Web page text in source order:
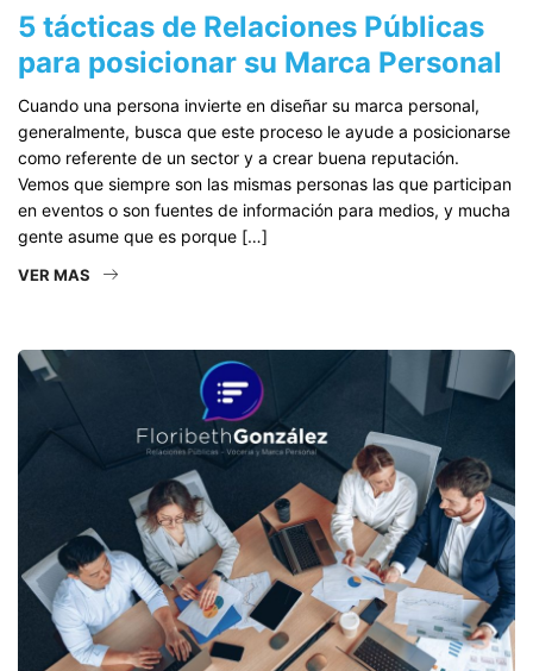
5 tácticas de Relaciones Públicas
para posicionar su Marca Personal
Cuando una persona invierte en diseñar su marca personal,
generalmente, busca que este proceso le ayude a posicionarse
como referente de un sector y a crear buena reputación.
Vemos que siempre son las mismas personas las que participan
en eventos o son fuentes de información para medios, y mucha
gente asume que es porque […]
VER MAS